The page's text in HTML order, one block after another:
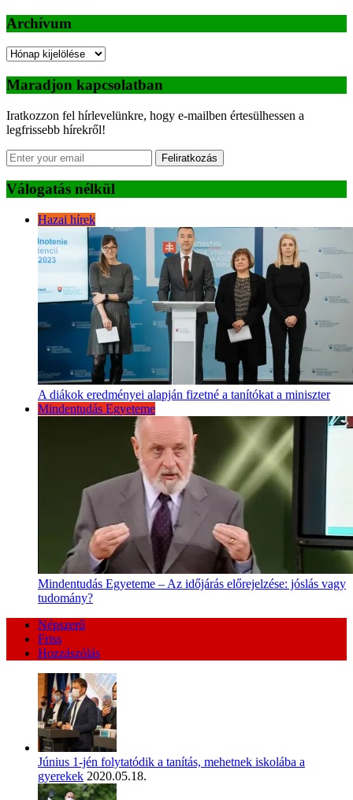
Archívum
Archívum
Maradjon kapcsolatban
Iratkozzon fel hírlevelünkre, hogy e-mailben értesülhessen a
legfrissebb hírekről!
Feliratkozás
Válogatás nélkül
Hazai hírek
A diákok eredményei alapján fizetné a tanítókat a miniszter
Mindentudás Egyeteme
Mindentudás Egyeteme – Az időjárás előrejelzése: jóslás vagy
tudomány?
Népszerű
Friss
Hozzászólás
Június 1-jén folytatódik a tanítás, mehetnek iskolába a
gyerekek 2020.05.18.